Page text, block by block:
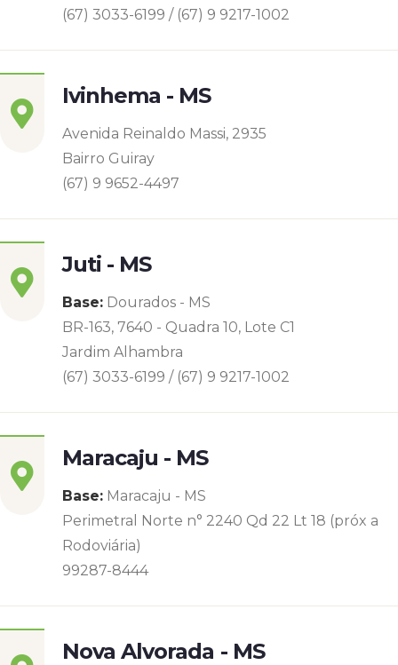
(67) 3033-6199 / (67) 9 9217-1002
Ivinhema - MS
Avenida Reinaldo Massi, 2935
Bairro Guiray
(67) 9 9652-4497
Juti - MS
Base: Dourados - MS
BR-163, 7640 - Quadra 10, Lote C1
Jardim Alhambra
(67) 3033-6199 / (67) 9 9217-1002
Maracaju - MS
Base: Maracaju - MS
Perimetral Norte n° 2240 Qd 22 Lt 18 (próx a
Rodoviária)
99287-8444
Nova Alvorada - MS